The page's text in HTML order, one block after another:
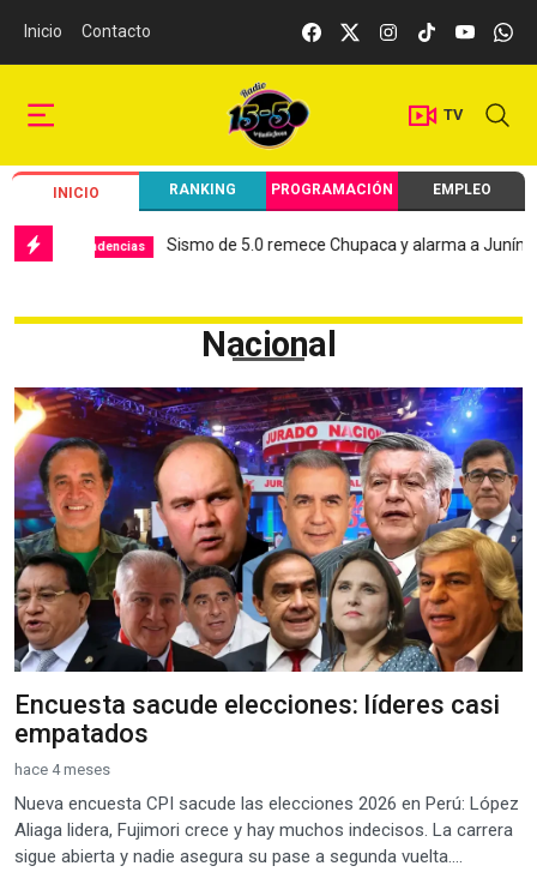
Inicio Contacto
TV
INICIO RANKING PROGRAMACIÓN EMPLEO
Sismo de 5.0 remece Chupaca y alarma a Junín Local
Nacional
Encuesta sacude elecciones: líderes casi
empatados
hace 4 meses
Nueva encuesta CPI sacude las elecciones 2026 en Perú: López
Aliaga lidera, Fujimori crece y hay muchos indecisos. La carrera
sigue abierta y nadie asegura su pase a segunda vuelta....